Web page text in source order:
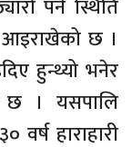
पर्ने स्थिति
आइराखेको छ ।
हुन्थ्यो भनेर
छ । यसपालि
हाराहारी